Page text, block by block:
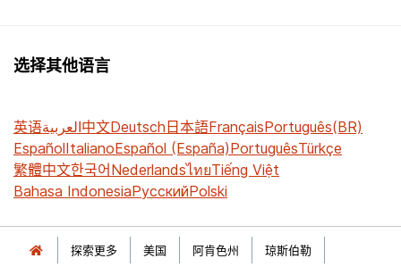
选择其他语言
英语العربية中文Deutsch日本語FrançaisPortuguês(BR)
EspañolItalianoEspañol (España)PortuguêsTürkçe
繁體中文한국어NederlandsไทยTiếng Việt
Bahasa IndonesiaРусскийPolski
探索更多 美国 阿肯色州
琼斯伯勒